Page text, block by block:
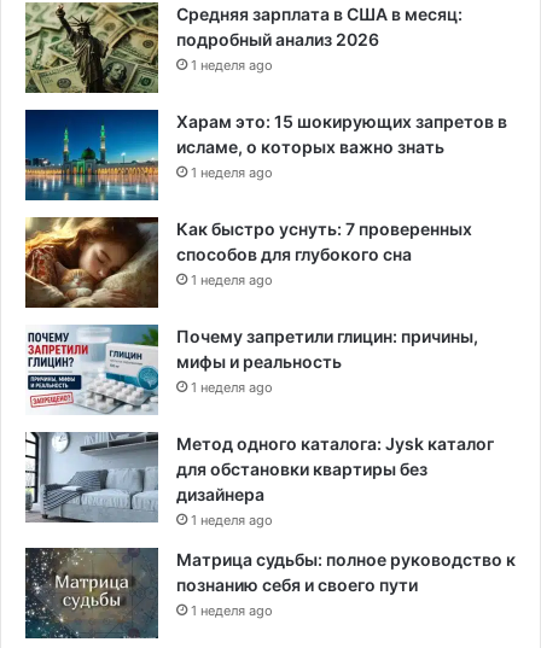
Средняя зарплата в США в месяц:
подробный анализ 2026
1 неделя ago
Харам это: 15 шокирующих запретов в
исламе, о которых важно знать
1 неделя ago
Как быстро уснуть: 7 проверенных
способов для глубокого сна
1 неделя ago
Почему запретили глицин: причины,
мифы и реальность
1 неделя ago
Метод одного каталога: Jysk каталог
для обстановки квартиры без
дизайнера
1 неделя ago
Матрица судьбы: полное руководство к
познанию себя и своего пути
1 неделя ago